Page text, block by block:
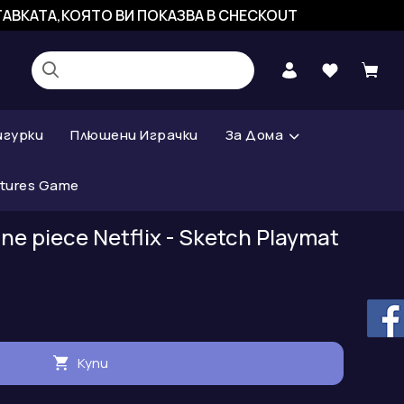
ВИ ПОКАЗВА В CHECKOUT
Плюшени Играчки За Дома
Game
piece Netflix - Sketch Playmat
Купи